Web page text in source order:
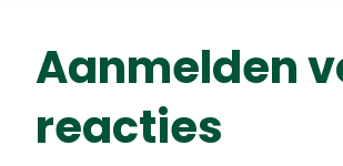
Aanmelden
reacties